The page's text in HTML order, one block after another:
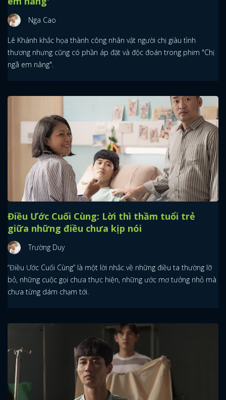
Nga Cao
Lê Khánh khắc họa thành công nhân vật người chị giàu tình
thương nhưng cũng có phần áp đặt và độc đoán trong phim "Chị
ngã em nâng".
Điều Ước Cuối Cùng: Lời thì thầm tuổi trẻ
giữa những điều chưa kịp nói
Trường Duy
“Điều Ước Cuối Cùng” là một lời nhắc về những điều ta thường lỡ
bỏ, những cuộc gọi chưa thực hiện, những ước mơ tưởng nhỏ mà
chưa từng dám chạm tới.